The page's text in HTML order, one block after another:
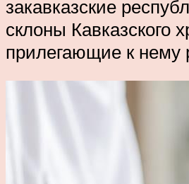
закавказские
склоны Кавказского
прилегающие к нему